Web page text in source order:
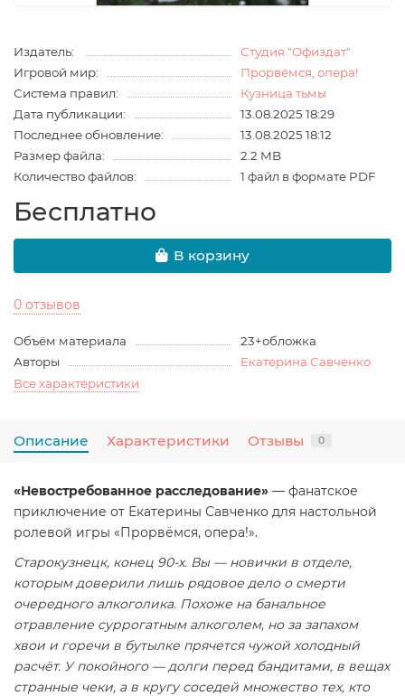
Издатель:
Студия "Офиздат"
Игровой мир:
Прорвёмся, опера!
Система правил:
Кузница тьмы
Дата публикации:
13.08.2025 18:29
Последнее обновление:
13.08.2025 18:12
Размер файла:
2.2 MB
Количество файлов:
1 файл в формате PDF
Бесплатно
В корзину
0 отзывов
Объём материала
23+обложка
Авторы
Екатерина Савченко
Все характеристики
Описание Характеристики Отзывы 0
«Невостребованное расследование» — фанатское
приключение от Екатерины Савченко для настольной
ролевой игры «Прорвёмся, опера!».
Старокузнецк, конец 90-х. Вы — новички в отделе,
которым доверили лишь рядовое дело о смерти
очередного алкоголика. Похоже на банальное
отравление суррогатным алкоголем, но за запахом
хвои и горечи в бутылке прячется чужой холодный
расчёт. У покойного — долги перед бандитами, в вещах
странные чеки, а в кругу соседей множество тех, кто